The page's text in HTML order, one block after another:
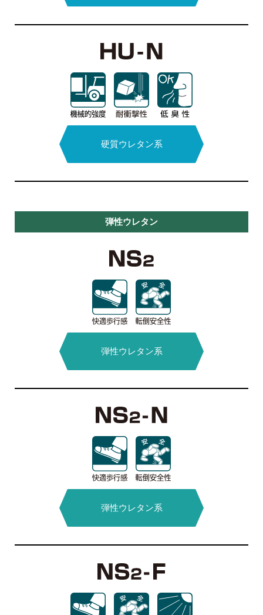
硬質ウレタン系
弾性ウレタン
弾性ウレタン系
弾性ウレタン系
無溶剤型
エポキシ系
無溶剤型
エポキシ系
無溶剤型
エポキシ系
アクリル
エポキシ系
硬質ウレタン系
アクリル系
ウレタン系
水系硬質
ウレタン系
ウレタン系
MMA樹脂系
MMA樹脂系
MMA樹脂系